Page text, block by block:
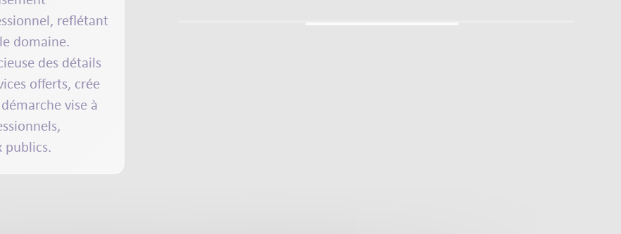
, reflétant
domaine.
des détails
offerts, crée
vise à
,
publics.